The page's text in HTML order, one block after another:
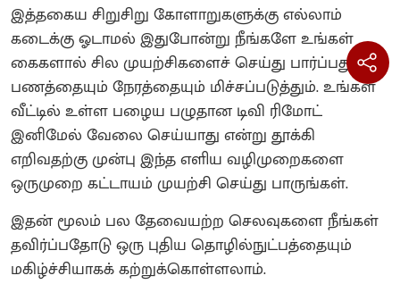
இத்தகைய சிறுசிறு கோளாறுகளுக்கு எல்லாம்
கடைக்கு ஓடாமல் இதுபோன்று நீங்களே உங்கள்
கைகளால் சில முயற்சிகளைச் செய்து பார்ப்பது
பணத்தையும் நேரத்தையும் மிச்சப்படுத்தும். உங்கள்
வீட்டில் உள்ள பழைய பழுதான டிவி ரிமோட்
இனிமேல் வேலை செய்யாது என்று தூக்கி
எறிவதற்கு முன்பு இந்த எளிய வழிமுறைகளை
ஒருமுறை கட்டாயம் முயற்சி செய்து பாருங்கள்.
இதன் மூலம் பல தேவையற்ற செலவுகளை நீங்கள்
தவிர்ப்பதோடு ஒரு புதிய தொழில்நுட்பத்தையும்
மகிழ்ச்சியாகக் கற்றுக்கொள்ளலாம்.